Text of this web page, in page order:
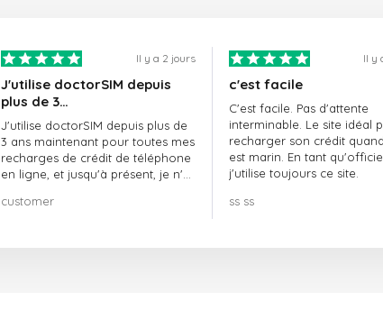
Il y a 2 jours
J'utilise doctorSIM depuis
plus de 3…
J'utilise doctorSIM depuis plus de
3 ans maintenant pour toutes mes
recharges de crédit de téléphone
en ligne, et jusqu'à présent, je n'ai
vivement !!!
customer
Il y
c'est facile
C'est facile. Pas d'attente
interminable. Le site idéal
recharger son crédit
est marin. En tant
j'utilise toujours ce site.
ss ss